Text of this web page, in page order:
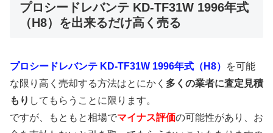
プロシードレバンテ KD-TF31W 1996年式
（H8）を出来るだけ高く売る
プロシードレバンテ KD-TF31W 1996年式（H8）
を可能
な限り高く売却する方法はとにかく 多くの業者に査定見積
もり してもらうことに限ります。
ですが、もともと相場でマイナス評価の可能性があり、お